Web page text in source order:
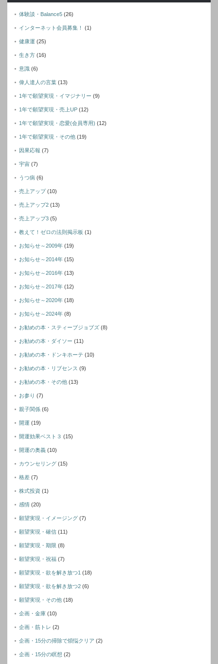
体験談・Balance5 (26)
インターネット会員募集！ (1)
健康運 (25)
生き方 (16)
意識 (6)
偉人達人の言葉 (13)
1年で願望実現・イマジナリー (9)
1年で願望実現・売上UP (12)
1年で願望実現・恋愛(会員専用) (12)
1年で願望実現・その他 (19)
因果応報 (7)
宇宙 (7)
うつ病 (6)
売上アップ(10)
売上アップ2 (13)
売上アップ3 (5)
教えて！ゼロの法則掲示板 (1)
お知らせ～2009年 (19)
お知らせ～2014年 (15)
お知らせ～2016年 (13)
お知らせ～2017年 (12)
お知らせ～2020年 (18)
お知らせ～2024年 (8)
お勧めの本・スティーブジョブズ (8)
お勧めの本・ダイソー (11)
お勧めの本・ドンキホーテ (10)
お勧めの本・リブセンス (9)
お勧めの本・その他 (13)
お参り (7)
親子関係 (6)
開運 (19)
開運効果ベスト３ (15)
開運の奥義 (10)
カウンセリング (15)
格差 (7)
株式投資 (1)
感情 (20)
願望実現・イメージング (7)
願望実現・確信 (11)
願望実現・期限 (8)
願望実現・祝福 (7)
願望実現・欲を解き放つ1 (18)
願望実現・欲を解き放つ2 (6)
願望実現・その他 (18)
企画・金庫 (10)
企画・筋トレ (2)
企画・15分の掃除で煩悩クリア (2)
企画・15分の瞑想 (2)